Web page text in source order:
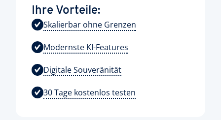
Ihre Vorteile:
Skalierbar ohne Grenzen
Modernste KI-Features
Digitale Souveränität
30 Tage kostenlos testen